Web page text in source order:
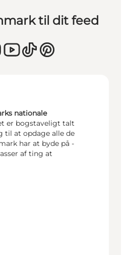
til dit feed
nationale
er bogstaveligt talt
til at opdage alle de
har at byde på -
af ting at